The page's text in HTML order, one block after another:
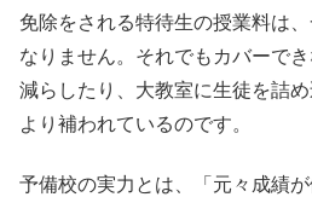
免除をされる特待生の授業料は
なりません。それでもカバーで
減らしたり、大教室に生徒を詰
より補われているのです。
予備校の実力とは、「元々成績